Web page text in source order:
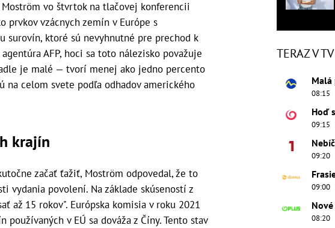
vo štvrtok na tlačovej konferencii
prvkov vzácnych zemín v Európe s
surovín, ktoré sú nevyhnutné pre prechod k
AFP, hoci sa toto nálezisko považuje
je malé — tvorí menej ako jedno percento
na celom svete podľa odhadov amerického
krajín
začať ťažiť, Moström odpovedal, že to
vydania povolení. Na základe skúseností z
až 15 rokov". Európska komisia v roku 2021
v EÚ sa dováža z Číny. Tento stav
TERAZ V TV
Malá
08:15
Hoď
09:15
09:20
09:00
08:20